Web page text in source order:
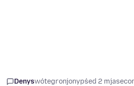
Denyswótegronjonypśed 2